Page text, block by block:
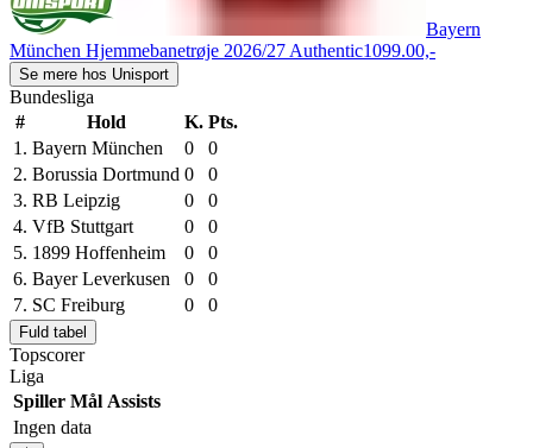
Bayern
München Hjemmebanetrøje 2026/27 Authentic1099.00,-
Se mere hos Unisport
Bundesliga
#
Hold K. Pts.
1. Bayern München 0
0
2. Borussia Dortmund 0
0
3. RB Leipzig 0
0
4. VfB Stuttgart 0
0
5. 1899 Hoffenheim 0
0
6. Bayer Leverkusen 0
0
7. SC Freiburg 0 0
Fuld tabel
Topscorer
Liga
Spiller Mål Assists
Ingen data